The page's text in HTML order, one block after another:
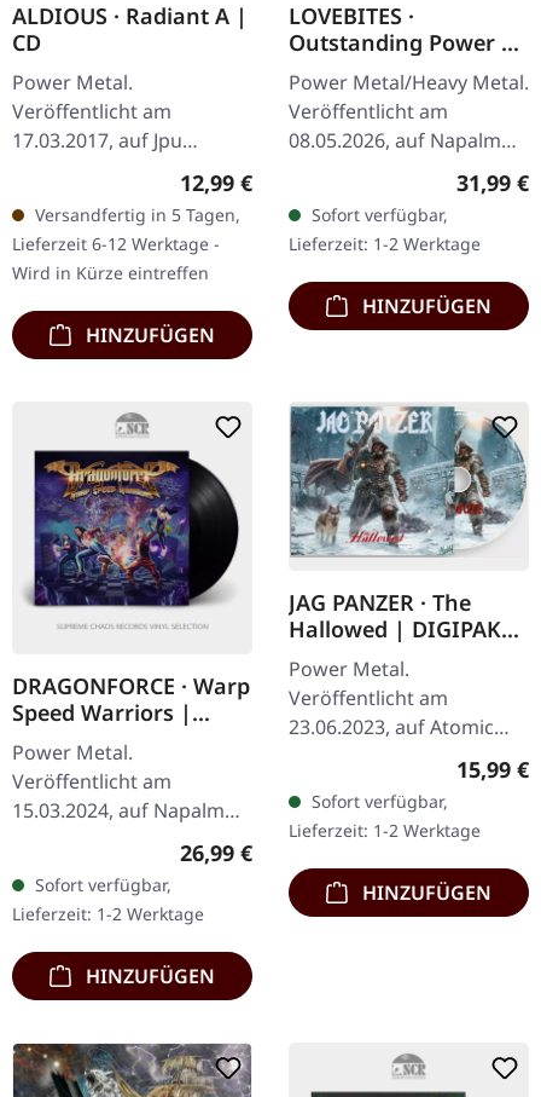
ALDIOUS · Radiant A |
CD
Power Metal.
Veröffentlicht am
17.03.2017, auf Jpu
Records. CD im Jewelcase.
Aldious meldet sich
eindrucksvoll mit ihrem
lebendigen und
belebenden…
Regulärer Preis:
12,99 €
Versandfertig in 5 Tagen,
Lieferzeit 6-12 Werktage -
Wird in Kürze eintreffen
HINZUFÜGEN
LOVEBITES ·
Outstanding Power |
TURQUOISE 2LP
Power Metal/Heavy Metal.
Veröffentlicht am
08.05.2026, auf Napalm
Records. Transparent
türkises Doppel-Vinyl im
Gatefold-Cover. Lovebites
sind…
31,99 €
Sofort verfügbar,
Lieferzeit: 1-2 Werktage
HINZUFÜGEN
DRAGONFORCE · Warp
Speed Warriors |
BLACK LP
Power Metal.
Veröffentlicht am
15.03.2024, auf Napalm
Records. Schwarzes Vinyl
Dragonforce kehren mit
ihrem achten
Studiowerk…
Regulärer Preis:
26,99 €
Sofort verfügbar,
Lieferzeit: 1-2 Werktage
HINZUFÜGEN
JAG PANZER · The
Hallowed | DIGIPAK
CD
Power Metal.
Veröffentlicht am
23.06.2023, auf Atomic
Fire Records. CD im
Digipak. Jag Panzer
kehren mit ihrem
neuesten Werk "The
Hallowed" zurück,…
15,99 €
Sofort verfügbar,
Lieferzeit: 1-2 Werktage
HINZUFÜGEN